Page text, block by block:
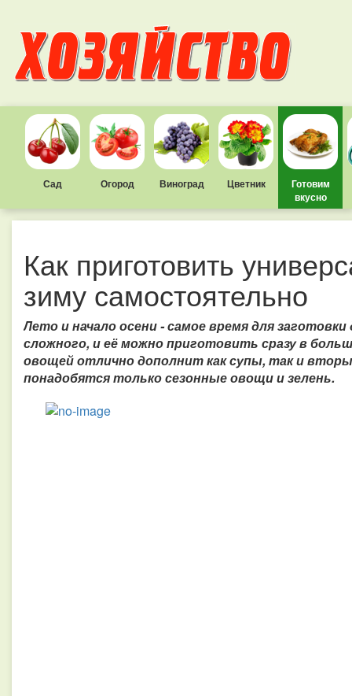
Сад Огород Виноград Цветник
Готовим
вкусно
Как приготовить
зиму самостоятельно
Лето и начало осени - самое время для
сложного, и её можно приготовить сразу в
овощей отлично дополнит как супы, так и
понадобятся только сезонные овощи и зелень.